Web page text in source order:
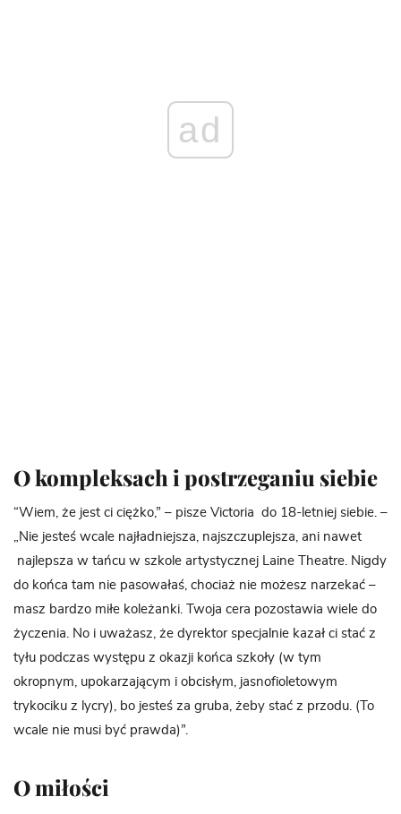
ad
O kompleksach i postrzeganiu siebie
“Wiem, że jest ci ciężko,” – pisze Victoria do 18-letniej siebie. –
„Nie jesteś wcale najładniejsza, najszczuplejsza, ani nawet
najlepsza w tańcu w szkole artystycznej Laine Theatre. Nigdy
do końca tam nie pasowałaś, chociaż nie możesz narzekać –
masz bardzo miłe koleżanki. Twoja cera pozostawia wiele do
życzenia. No i uważasz, że dyrektor specjalnie kazał ci stać z
tyłu podczas występu z okazji końca szkoły (w tym
okropnym, upokarzającym i obcisłym, jasnofioletowym
trykociku z lycry), bo jesteś za gruba, żeby stać z przodu. (To
wcale nie musi być prawda)”.
O miłości